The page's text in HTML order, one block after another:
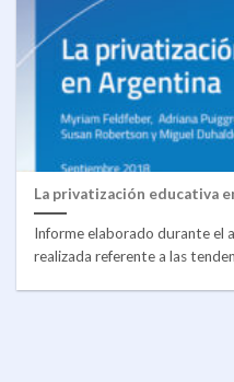
La privatización educativa
Informe elaborado durante el
realizada referente a las